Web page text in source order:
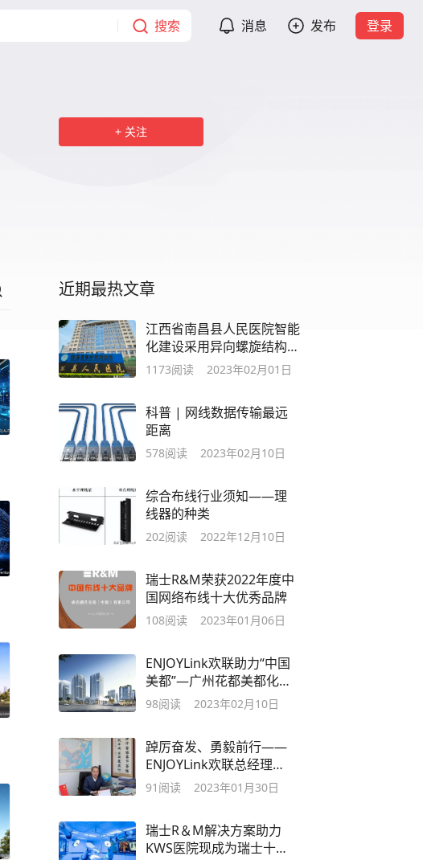
搜索 消息 发布 登录
关注
近期最热文章
江西省南昌县人民医院智能
化建设采用异向螺旋结构线
缆等解决方案
1173阅读 2023年02月01日
科普 | 网线数据传输最远
距离
578阅读 2023年02月10日
综合布线行业须知——理
线器的种类
202阅读 2022年12月10日
瑞士R&M荣获2022年度中
国网络布线十大优秀品牌
108阅读 2023年01月06日
ENJOYLink欢联助力“中国
美都”—广州花都美都化妆
品总部建设
98阅读 2023年02月10日
踔厉奋发、勇毅前行——
ENJOYLink欢联总经理
2023寄语
91 阅读 2023年01月30日
瑞士R＆M解决方案助力
KWS医院现成为瑞士十大